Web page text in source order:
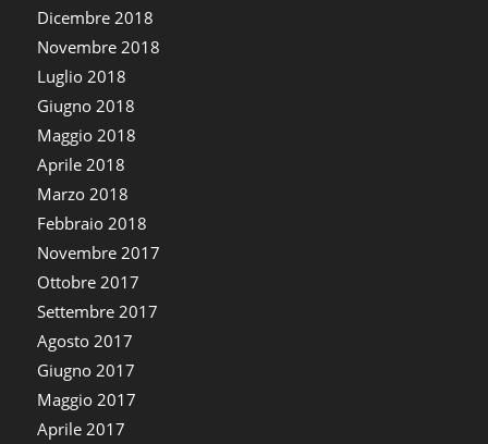
Dicembre 2018
Novembre 2018
Luglio 2018
Giugno 2018
Maggio 2018
Aprile 2018
Marzo 2018
Febbraio 2018
Novembre 2017
Ottobre 2017
Settembre 2017
Agosto 2017
Giugno 2017
Maggio 2017
Aprile 2017